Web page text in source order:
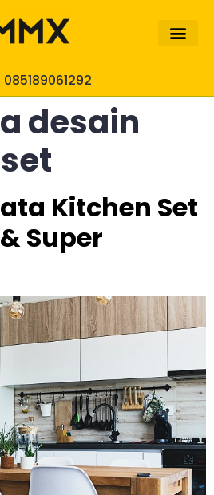
085189061292
desain
Kitchen Set
Super